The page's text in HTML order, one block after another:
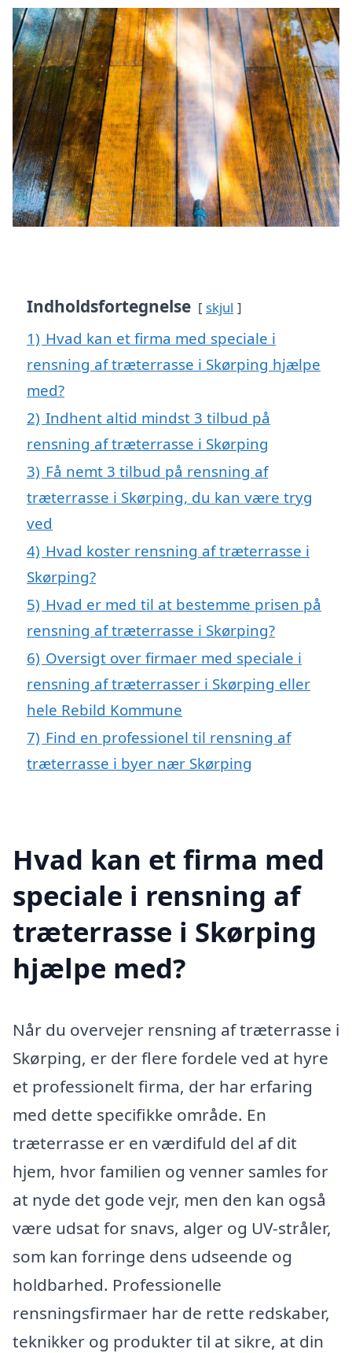
Indholdsfortegnelse skjul
1) Hvad kan et firma med speciale i
rensning af træterrasse i Skørping hjælpe
med?
2) Indhent altid mindst 3 tilbud på
rensning af træterrasse i Skørping
3) Få nemt 3 tilbud på rensning af
træterrasse i Skørping, du kan være tryg
ved
4) Hvad koster rensning af træterrasse i
Skørping?
5) Hvad er med til at bestemme prisen på
rensning af træterrasse i Skørping?
6) Oversigt over firmaer med speciale i
rensning af træterrasser i Skørping eller
hele Rebild Kommune
7) Find en professionel til rensning af
træterrasse i byer nær Skørping
Hvad kan et firma med
speciale i rensning af
træterrasse i Skørping
hjælpe med?
Når du overvejer rensning af træterrasse i
Skørping, er der flere fordele ved at hyre
et professionelt firma, der har erfaring
med dette specifikke område. En
træterrasse er en værdifuld del af dit
hjem, hvor familien og venner samles for
at nyde det gode vejr, men den kan også
være udsat for snavs, alger og UV-stråler,
som kan forringe dens udseende og
holdbarhed. Professionelle
rensningsfirmaer har de rette redskaber,
teknikker og produkter til at sikre, at din